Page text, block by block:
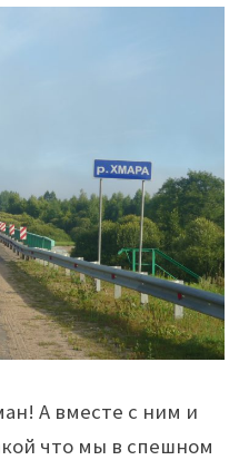
А вместе с ним и
что мы в спешном